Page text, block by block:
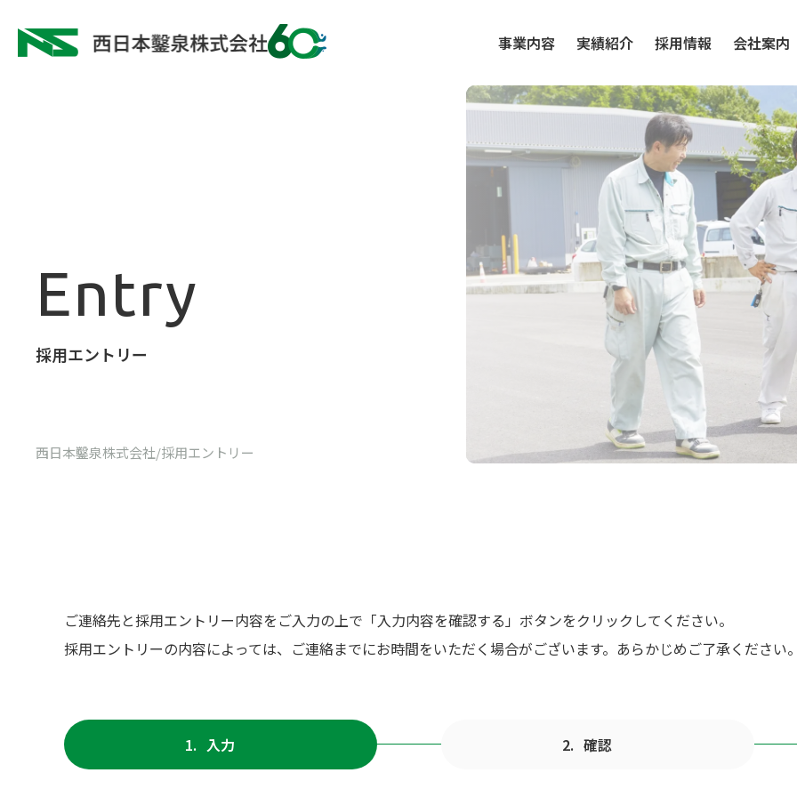
事業内容
水処理事業
斜面対策事業
ブラスト事業
実績紹介 採用情報
社員インタビュー
求める人物像
福利厚生
募集要項
会社案内
会社
アク
entry
採用エントリー
西日本鑿泉株式会社/採用エントリー
ご連絡先と採用エントリー内容をご入力の上で「入力内容を確認する」ボタンをクリックしてください。
採用エントリーの内容によっては、ご連絡までにお時間をいただく場合がございます。あらかじめご了承ください
入力 確認